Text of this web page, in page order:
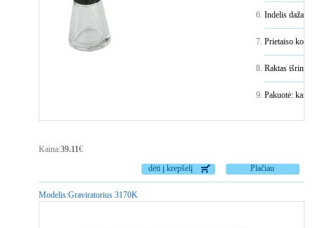
Indelis
Prietaiso
Raktas
Pakuotė:
Kaina:39.11€
Plačiau
dėti į krepšelį
Modelis:Graviratorius 3170K